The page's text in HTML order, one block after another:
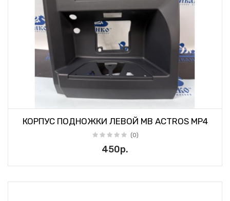
КОРПУС ПОДНОЖКИ ЛЕВОЙ MB ACTROS MP4
(0)
450р.